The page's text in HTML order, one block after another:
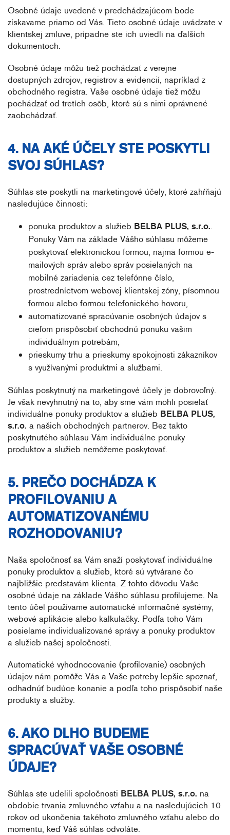
Osobné údaje uvedené v predchádzajúcom bode
získavame priamo od Vás. Tieto osobné údaje uvádzate v
klientskej zmluve, prípadne ste ich uviedli na ďalších
dokumentoch.
Osobné údaje môžu tiež pochádzať z verejne
dostupných zdrojov, registrov a evidencií, napríklad z
obchodného registra. Vaše osobné údaje tiež môžu
pochádzať od tretích osôb, ktoré sú s nimi oprávnené
zaobchádzať.
4. NA AKÉ ÚČELY STE POSKYTLI
SVOJ SÚHLAS?
Súhlas ste poskytli na marketingové účely, ktoré zahŕňajú
nasledujúce činnosti:
ponuka produktov a služieb BELBA PLUS, s.r.o..
Ponuky Vám na základe Vášho súhlasu môžeme
poskytovať elektronickou formou, najmä formou e-
mailových správ alebo správ posielaných na
mobilné zariadenia cez telefónne číslo,
prostredníctvom webovej klientskej zóny, písomnou
formou alebo formou telefonického hovoru,
automatizované spracúvanie osobných údajov s
cieľom prispôsobiť obchodnú ponuku vašim
individuálnym potrebám,
prieskumy trhu a prieskumy spokojnosti zákazníkov
s využívanými produktmi a službami.
Súhlas poskytnutý na marketingové účely je dobrovoľný.
Je však nevyhnutný na to, aby sme vám mohli posielať
individuálne ponuky produktov a služieb BELBA PLUS,
s.r.o. a našich obchodných partnerov. Bez takto
poskytnutého súhlasu Vám individuálne ponuky
produktov a služieb nemôžeme poskytovať.
5. PREČO DOCHÁDZA K
PROFILOVANIU A
AUTOMATIZOVANÉMU
ROZHODOVANIU?
Naša spoločnosť sa Vám snaží poskytovať individuálne
ponuky produktov a služieb, ktoré sú vytvárane čo
najbližšie predstavám klienta. Z tohto dôvodu Vaše
osobné údaje na základe Vášho súhlasu profilujeme. Na
tento účel používame automatické informačné systémy,
webové aplikácie alebo kalkulačky. Podľa toho Vám
posielame individualizované správy a ponuky produktov
a služieb našej spoločnosti.
Automatické vyhodnocovanie (profilovanie) osobných
údajov nám pomôže Vás a Vaše potreby lepšie spoznať,
odhadnúť budúce konanie a podľa toho prispôsobiť naše
produkty a služby.
6. AKO DLHO BUDEME
SPRACÚVAŤ VAŠE OSOBNÉ
ÚDAJE?
Súhlas ste udelili spoločnosti BELBA PLUS, s.r.o. na
obdobie trvania zmluvného vzťahu a na nasledujúcich 10
rokov od ukončenia takéhoto zmluvného vzťahu alebo do
momentu, keď Váš súhlas odvoláte.